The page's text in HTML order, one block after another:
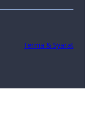
Terma & Syarat